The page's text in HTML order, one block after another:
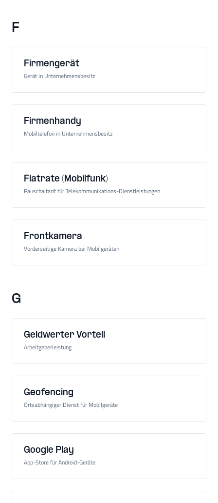
F
Firmengerät
Gerät in Unternehmensbesitz
Firmenhandy
Mobiltelefon in Unternehmensbesitz
Flatrate (Mobilfunk)
Pauschaltarif für Telekommunikations-Dienstleistungen
Frontkamera
Vorderseitige Kamera bei Mobilgeräten
G
Geldwerter Vorteil
Arbeitgeberleistung
Geofencing
Ortsabhängiger Dienst für Mobilgeräte
Google Play
App-Store für Android-Geräte